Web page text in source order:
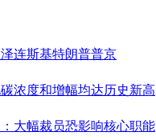
泽连斯基特朗普普京
浓度和增幅均达历史新高
大幅裁员恐影响核心职能